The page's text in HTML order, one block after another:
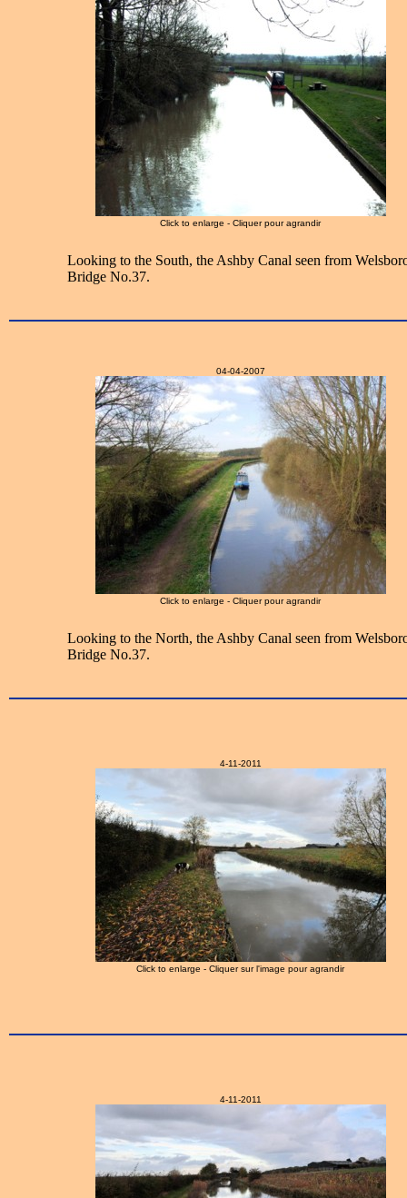
Click to enlarge - Cliquer pour agrandir
Looking to the South, the Ashby Canal seen from
Bridge No.37.
04-04-2007
Click to enlarge - Cliquer pour agrandir
Looking to the North, the Ashby Canal seen from
Bridge No.37.
4-11-2011
Click to enlarge - Cliquer sur l'image pour agrandir
4-11-2011